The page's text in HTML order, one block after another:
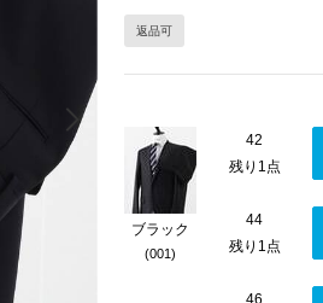
返品可
ブラック
(001)
42
残り1点
44
残り1点
46